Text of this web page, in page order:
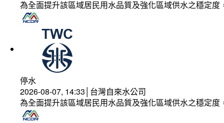
為全面提升該區域居民用水品質及強化區域供水之穩定
停水
2026-08-07, 14:33│台灣自來水公司
為全面提升該區域居民用水品質及強化區域供水之穩定